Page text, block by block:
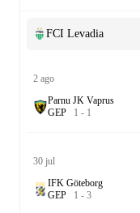
FCI Levadia
2 ago
Parnu JK Vaprus
GEP 1 - 1
30 jul
IFK Göteborg
GEP 1 - 3